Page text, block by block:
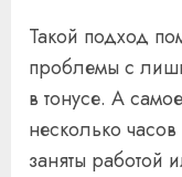
Такой подход
проблемы с
в тонусе. А
несколько
заняты работой